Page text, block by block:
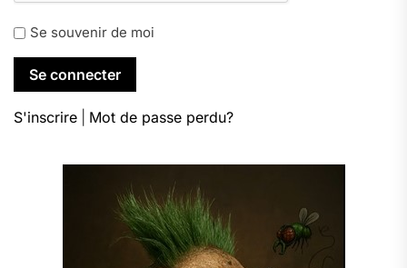
Se souvenir de moi
S'inscrire Mot de passe perdu?